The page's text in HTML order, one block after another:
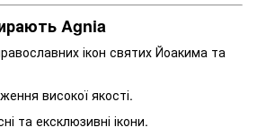
Agnia
ікон святих Йоакима та
високої якості.
та ексклюзивні ікони.